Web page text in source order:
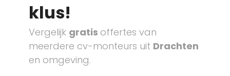
klus!
Vergelijk gratis offertes van
meerdere cv-monteurs uit Drachten
en omgeving.